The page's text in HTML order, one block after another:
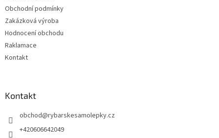
Obchodní podmínky
Zakázková výroba
Hodnocení obchodu
Raklamace
Kontakt
Kontakt
obchod@rybarskesamolepky.cz
+420606642049